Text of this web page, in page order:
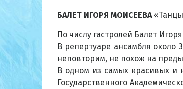
БАЛЕТ ИГОРЯ МОИСЕЕВА
По числу гастролей Балет
В репертуаре ансамбля около
неповторим, не похож на
В одном из самых красивых и
Государственного